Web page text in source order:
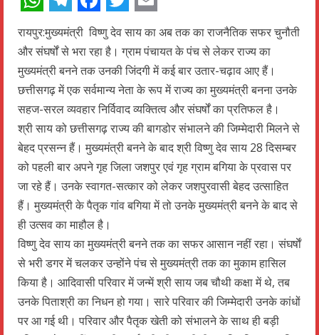
WhatsApp
Telegram
Facebook
Twitter
Email
रायपुर:मुख्यमंत्री विष्णु देव साय का अब तक का राजनैतिक सफर चुनौती
और संघर्षों से भरा रहा है। ग्राम पंचायत के पंच से लेकर राज्य का
मुख्यमंत्री बनने तक उनकी जिंदगी में कई बार उतार-चढ़ाव आए हैं।
छत्तीसगढ़ में एक सर्वमान्य नेता के रूप में राज्य का मुख्यमंत्री बनना उनके
सहज-सरल व्यवहार निर्विवाद व्यक्तित्व और संघर्षों का प्रतिफल है।
श्री साय को छत्तीसगढ़ राज्य की बागडोर संभालने की जिम्मेदारी मिलने से
बेहद प्रसन्न हैं। मुख्यमंत्री बनने के बाद श्री विष्णु देव साय 28 दिसम्बर
को पहली बार अपने गृह जिला जशपुर एवं गृह ग्राम बगिया के प्रवास पर
जा रहे हैं। उनके स्वागत-सत्कार को लेकर जशपुरवासी बेहद उत्साहित
हैं। मुख्यमंत्री के पैतृक गांव बगिया में तो उनके मुख्यमंत्री बनने के बाद से
ही उत्सव का माहौल है।
विष्णु देव साय का मुख्यमंत्री बनने तक का सफर आसान नहीं रहा। संघर्षाें
से भरी डगर में चलकर उन्होंने पंच से मुख्यमंत्री तक का मुकाम हासिल
किया है। आदिवासी परिवार में जन्में श्री साय जब चौथी कक्षा में थे, तब
उनके पिताश्री का निधन हो गया। सारे परिवार की जिम्मेदारी उनके कांधों
पर आ गई थी। परिवार और पैतृक खेती को संभालने के साथ ही बड़ी